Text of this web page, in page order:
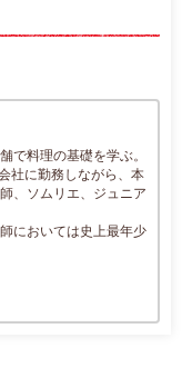
で料理の基礎を学ぶ。
社に勤務しながら、本
、ソムリエ、ジュニア
においては史上最年少